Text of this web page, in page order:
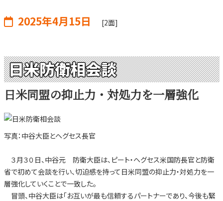
2025年4月15日 [2面]
日米防衛相会談
日米同盟の抑止力・対処力を一層強化
写真：中谷大臣とヘグセス長官
３月３０日、中谷元 防衛大臣は、ピート・ヘグセス米国防長官と防衛
省で初めて会談を行い、切迫感を持って日米同盟の抑止力・対処力を一
層強化していくことで一致した。
冒頭、中谷大臣は「お互いが最も信頼するパートナーであり、今後も緊